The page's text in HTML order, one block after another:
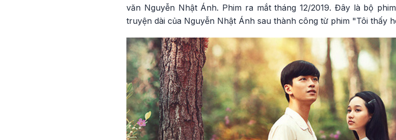
văn Nguyễn Nhật Ánh. Phim ra mắt tháng 12/2019. Đây là bộ
truyện dài của Nguyễn Nhật Ánh sau thành công từ phim "Tôi thấy